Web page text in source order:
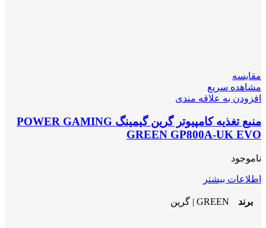
مقایسه
مشاهده سریع
افزودن به علاقه مندی
منبع تغذیه کامپیوتر گرین گیمینگ POWER GAMING
GREEN GP800A-UK EVO
ناموجود
اطلاعات بیشتر
برند GREEN | گرین